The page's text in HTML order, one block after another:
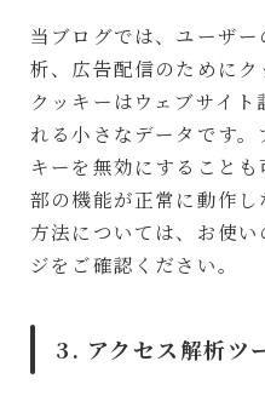
当ブログでは、ユーザ
析、広告配信のためにク
クッキーはウェブサイ
れる小さなデータです
キーを無効にすること
部の機能が正常に動作
方法については、お使
ジをご確認ください。
3. アクセス解析ツ